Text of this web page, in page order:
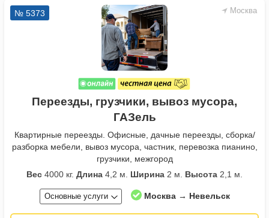
Москва
№ 5373
Переезды, грузчики, вывоз мусора,
ГАЗель
Квартирные переезды. Офисные, дачные переезды, сборка/
разборка мебели, вывоз мусора, частник, перевозка пианино,
грузчики, межгород
Вес 4000 кг. Длина 4,2 м. Ширина 2 м. Высота 2,1 м.
Основные услуги Москва → Невельск